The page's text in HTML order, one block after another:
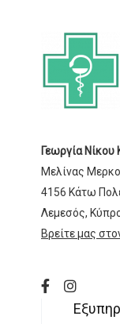
Γεωργία
Μελίνας
4156 Κάτω
Λεμεσός,
Βρείτε μας